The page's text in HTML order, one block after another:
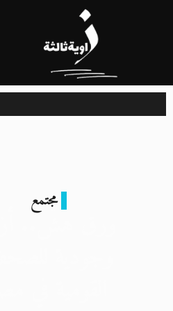
مجتمع
ورق هشّ.. أزمة